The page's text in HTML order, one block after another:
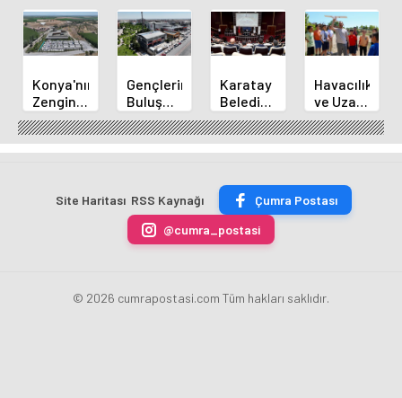
Konya'nın
Zengin
Mutfağı
GastroFest'te
Tanıtılacak
Gençlerin
Buluşma
Noktası
Talha
Bayrakçı
Yükseliyor
Karatay
Belediye
Başkanı
Kılca
Yeni
Açıkladı
Havacılık
ve Uzay
Yaz
Kursu
Başladı
Site Haritası RSS Kaynağı
Çumra Postası
@cumra_postasi
© 2026 cumrapostasi.com Tüm hakları saklıdır.